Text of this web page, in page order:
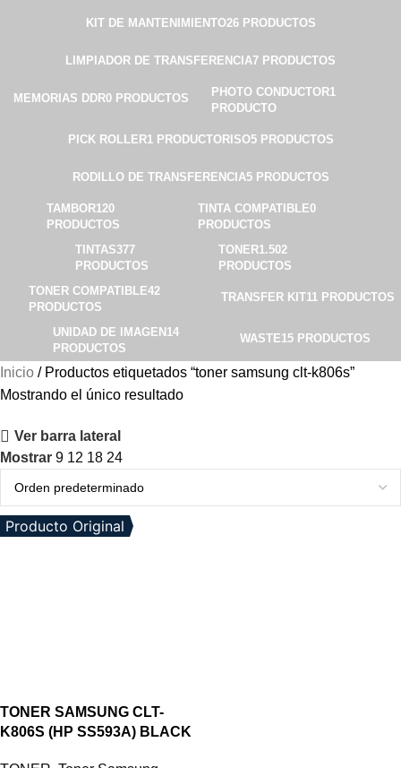
KIT DE MANTENIMIENTO26 PRODUCTOS
LIMPIADOR DE TRANSFERENCIA7 PRODUCTOS
MEMORIAS DDR0 PRODUCTOS PHOTO CONDUCTOR1
PRODUCTO
PICK ROLLER1 PRODUCTORISO5 PRODUCTOS
RODILLO DE TRANSFERENCIA5 PRODUCTOS
TAMBOR120
PRODUCTOS
TINTA COMPATIBLE0
PRODUCTOS
TINTAS377
PRODUCTOS
TONER1.502
PRODUCTOS
TONER COMPATIBLE42
PRODUCTOS
TRANSFER KIT11 PRODUCTOS
UNIDAD DE IMAGEN 14
PRODUCTOS
WASTE15 PRODUCTOS
Inicio
Productos etiquetados “toner samsung clt-k806s”
Mostrando el único resultado
Ver barra lateral
Mostrar 9 12 18 24
Producto Original
TONER SAMSUNG CLT-
K806S (HP SS593A) BLACK